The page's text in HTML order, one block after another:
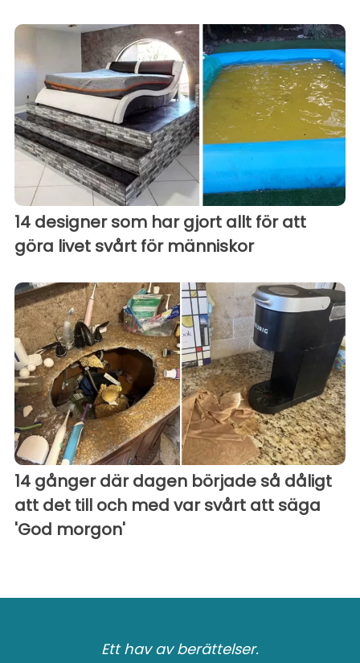
14 designer som har gjort allt för att
göra livet svårt för människor
14 gånger där dagen började så dåligt
att det till och med var svårt att säga
'God morgon'
Ett hav av berättelser.